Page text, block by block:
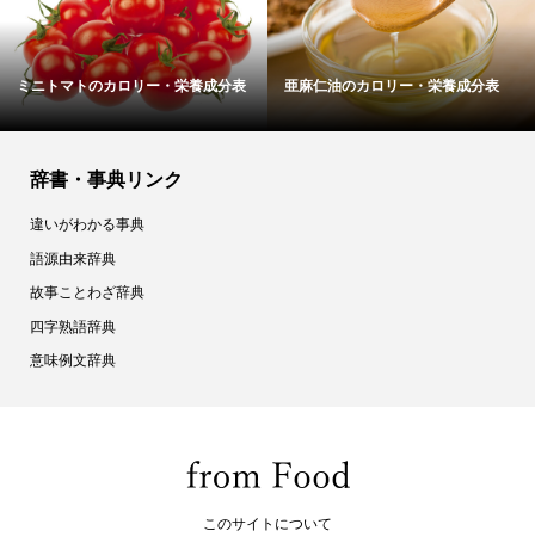
ナンプラーのカロリー・栄養成分表 タラの芽のカロリー・栄養成分表
辞書・事典リンク
違いがわかる事典
語源由来辞典
故事ことわざ辞典
四字熟語辞典
意味例文辞典
このサイトについて